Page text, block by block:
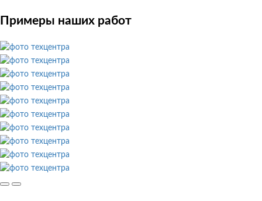
Примеры наших работ